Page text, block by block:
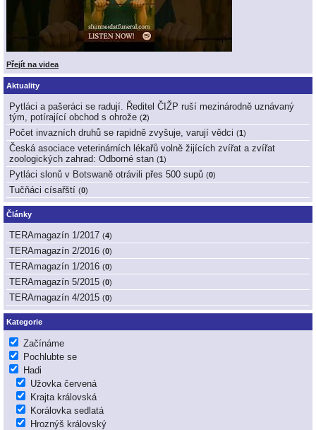
Přejít na videa
Aktuality
Pytláci a pašeráci se radují. Ředitel ČIŽP ruší mezinárodně uznávaný
tým, potírající obchod s ohrože (2)
Počet invazních druhů se rapidně zvyšuje, varují vědci (1)
Česká asociace veterinárních lékařů volně žijících zvířat a zvířat
zoologických zahrad: Odborné stan (1)
Pytláci slonů v Botswaně otrávili přes 500 supů (0)
Tučňáci císařští (0)
Články
TERAmagazín 1/2017 (4)
TERAmagazín 2/2016 (0)
TERAmagazín 1/2016 (0)
TERAmagazín 5/2015 (0)
TERAmagazín 4/2015 (0)
Kategorie
Začínáme
Pochlubte se
Hadi
Užovka červená
Krajta královská
Korálovka sedlatá
Hroznýš královský